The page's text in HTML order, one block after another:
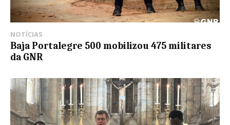
NOTÍCIAS
Baja Portalegre 500 mobilizou 475 militares
da GNR